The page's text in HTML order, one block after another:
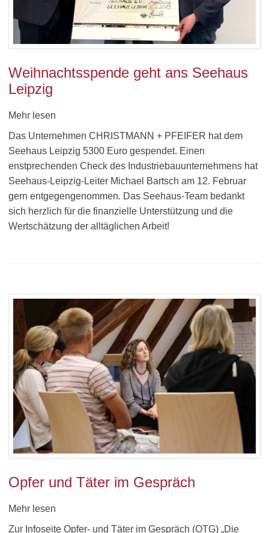
Weihnachtsspende geht ans Seehaus
Leipzig
Mehr lesen
Das Unternehmen CHRISTMANN + PFEIFER hat dem
Seehaus Leipzig 5300 Euro gespendet. Einen
enstprechenden Check des Industriebauunternehmens hat
Seehaus-Leipzig-Leiter Michael Bartsch am 12. Februar
gern entgegengenommen. Das Seehaus-Team bedankt
sich herzlich für die finanzielle Unterstützung und die
Wertschätzung der alltäglichen Arbeit!
Opfer und Täter im Gespräch
Mehr lesen
Zur Infoseite Opfer- und Täter im Gespräch (OTG) „Die